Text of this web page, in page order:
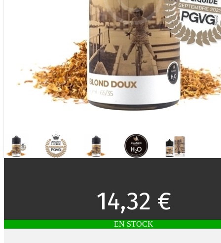
14,32 €
EN STOCK